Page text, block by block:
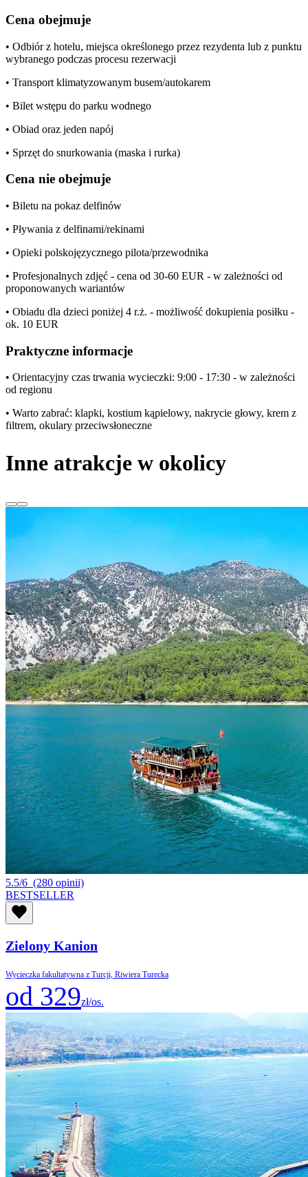
Cena obejmuje
• Odbiór z hotelu, miejsca określonego przez rezydenta lub z punktu
wybranego podczas procesu rezerwacji
• Transport klimatyzowanym busem/autokarem
• Bilet wstępu do parku wodnego
• Obiad oraz jeden napój
• Sprzęt do snurkowania (maska i rurka)
Cena nie obejmuje
• Biletu na pokaz delfinów
• Pływania z delfinami/rekinami
• Opieki polskojęzycznego pilota/przewodnika
• Profesjonalnych zdjęć - cena od 30-60 EUR - w zależności od
proponowanych wariantów
• Obiadu dla dzieci poniżej 4 r.ż. - możliwość dokupienia posiłku -
ok. 10 EUR
Praktyczne informacje
• Orientacyjny czas trwania wycieczki: 9:00 - 17:30 - w zależności
od regionu
• Warto zabrać: klapki, kostium kąpielowy, nakrycie głowy, krem z
filtrem, okulary przeciwsłoneczne
Inne atrakcje w okolicy
5.5/6 (280 opinii)
BESTSELLER
Zielony Kanion
Wycieczka fakultatywna z Turcji, Riwiera Turecka
od 329zł/os.